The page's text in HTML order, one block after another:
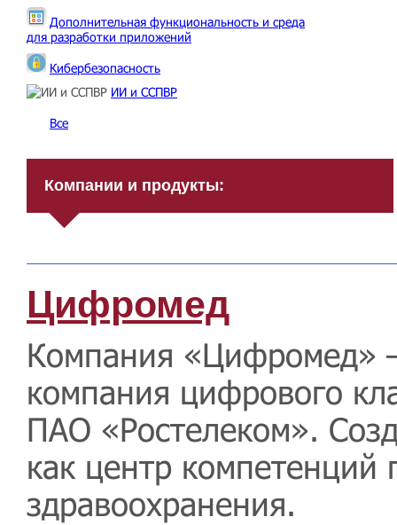
Дополнительная функциональность и среда
для разработки приложений
Кибербезопасность
ИИ и ССПВР
Все
Компании и продукты:
Цифромед
Компания «Цифромед»
компания цифрового
ПАО «Ростелеком».
как центр
здравоохранения.